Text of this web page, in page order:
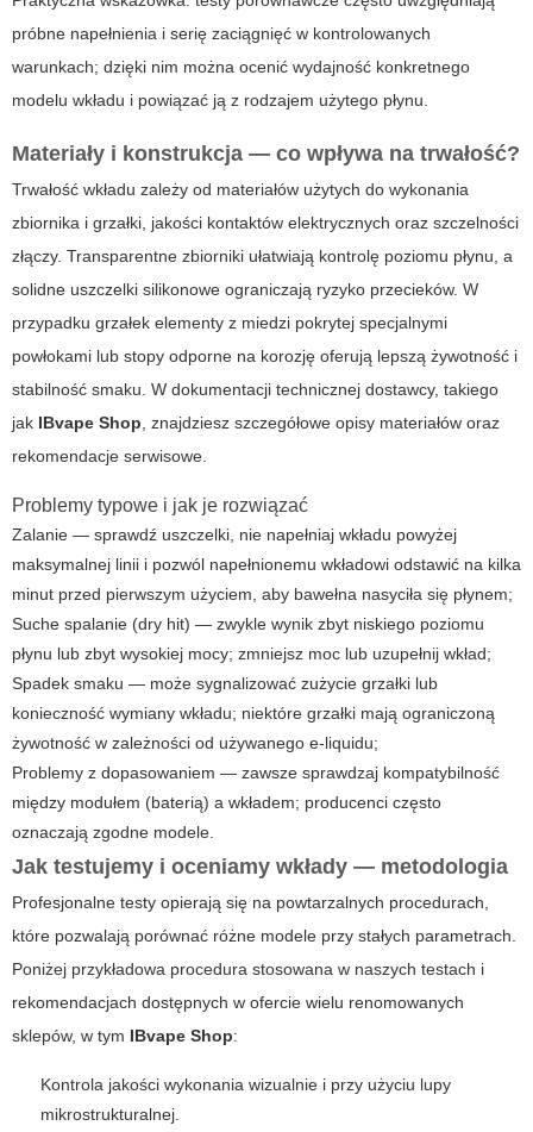
próbne napełnienia i serię zaciągnięć w kontrolowanych
warunkach; dzięki nim można ocenić wydajność konkretnego
modelu wkładu i powiązać ją z rodzajem użytego płynu.
Materiały i konstrukcja — co wpływa na trwałość?
Trwałość wkładu zależy od materiałów użytych do wykonania
zbiornika i grzałki, jakości kontaktów elektrycznych oraz szczelności
złączy. Transparentne zbiorniki ułatwiają kontrolę poziomu płynu, a
solidne uszczelki silikonowe ograniczają ryzyko przecieków. W
przypadku grzałek elementy z miedzi pokrytej specjalnymi
powłokami lub stopy odporne na korozję oferują lepszą żywotność i
stabilność smaku. W dokumentacji technicznej dostawcy, takiego
jak IBvape Shop, znajdziesz szczegółowe opisy materiałów oraz
rekomendacje serwisowe.
Problemy typowe i jak je rozwiązać
Zalanie — sprawdź uszczelki, nie napełniaj wkładu powyżej
maksymalnej linii i pozwól napełnionemu wkładowi odstawić na kilka
minut przed pierwszym użyciem, aby bawełna nasyciła się płynem;
Suche spalanie (dry hit) — zwykle wynik zbyt niskiego poziomu
płynu lub zbyt wysokiej mocy; zmniejsz moc lub uzupełnij wkład;
Spadek smaku — może sygnalizować zużycie grzałki lub
konieczność wymiany wkładu; niektóre grzałki mają ograniczoną
żywotność w zależności od używanego e-liquidu;
Problemy z dopasowaniem — zawsze sprawdzaj kompatybilność
między modułem (baterią) a wkładem; producenci często
oznaczają zgodne modele.
Jak testujemy i oceniamy wkłady — metodologia
Profesjonalne testy opierają się na powtarzalnych procedurach,
które pozwalają porównać różne modele przy stałych parametrach.
Poniżej przykładowa procedura stosowana w naszych testach i
rekomendacjach dostępnych w ofercie wielu renomowanych
sklepów, w tym IBvape Shop:
Kontrola jakości wykonania wizualnie i przy użyciu lupy
mikrostrukturalnej.